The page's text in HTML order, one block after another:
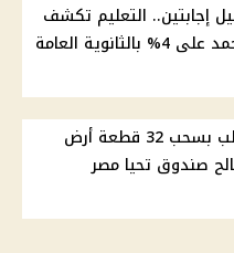
إجابتين.. التعليم تكشف
العامة
توفيق عكاشة يطالب بسحب 32 قطعة أرض
صندوق تحيا مصر